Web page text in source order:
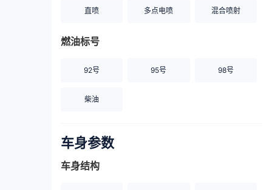
直喷 多点电喷 混合喷射
燃油标号
92号 95号 98号
柴油
车身参数
车身结构